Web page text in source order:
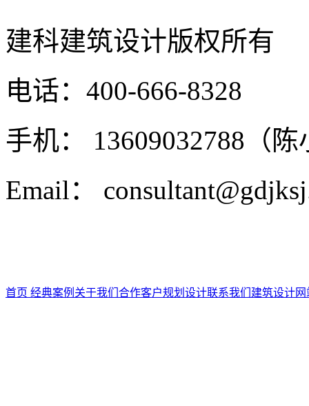
建科建筑设计版权所有
电话：400-666-8328
手机： 13609032788（陈
Email：
首页 经典案例 关于我们 合作客户规划设计联系我们 建筑设计